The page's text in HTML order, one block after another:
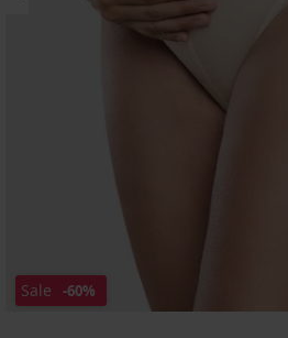
Sale -60%